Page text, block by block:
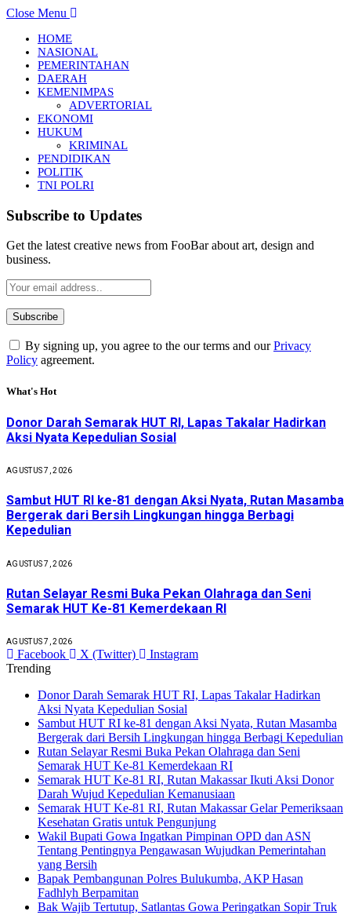
Close Menu
HOME
NASIONAL
PEMERINTAHAN
DAERAH
KEMENIMPAS
ADVERTORIAL
EKONOMI
HUKUM
KRIMINAL
PENDIDIKAN
POLITIK
TNI POLRI
Subscribe to Updates
Get the latest creative news from FooBar about art, design and
business.
By signing up, you agree to the our terms and ourPrivacy
Policy agreement.
What's Hot
Donor Darah Semarak HUT RI, Lapas Takalar Hadirkan
Aksi Nyata Kepedulian Sosial
AGUSTUS 7, 2026
Sambut HUT RI ke-81 dengan Aksi Nyata, Rutan Masamba
Bergerak dari Bersih Lingkungan hingga Berbagi
Kepedulian
AGUSTUS 7, 2026
Rutan Selayar Resmi Buka Pekan Olahraga dan Seni
Semarak HUT Ke-81 Kemerdekaan RI
AGUSTUS 7, 2026
Facebook X (Twitter)
Instagram
Trending
Donor Darah Semarak HUT RI, Lapas Takalar Hadirkan
Aksi Nyata Kepedulian Sosial
Sambut HUT RI ke-81 dengan Aksi Nyata, Rutan Masamba
Bergerak dari Bersih Lingkungan hingga Berbagi Kepedulian
Rutan Selayar Resmi Buka Pekan Olahraga dan Seni
Semarak HUT Ke-81 Kemerdekaan RI
Semarak HUT Ke-81 RI, Rutan Makassar Ikuti Aksi Donor
Darah Wujud Kepedulian Kemanusiaan
Semarak HUT Ke-81 RI, Rutan Makassar Gelar Pemeriksaan
Kesehatan Gratis untuk Pengunjung
Wakil Bupati Gowa Ingatkan Pimpinan OPD dan ASN
Tentang Pentingnya Pengawasan Wujudkan Pemerintahan
yang Bersih
Bapak Pembangunan Polres Bulukumba, AKP Hasan
Fadhlyh Berpamitan
Bak Wajib Tertutup, Satlantas Gowa Peringatkan Sopir Truk